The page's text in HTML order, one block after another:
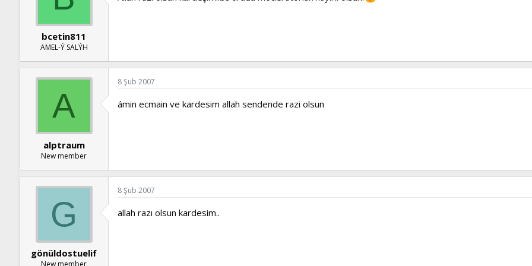
bcetin811
AMEL-Ý SALÝH
A
alptraum
New member
8 Şub 2007
ámin ecmain ve kardesim allah sendende razi olsun
G
gönüldostuelif
New member
8 Şub 2007
allah razı olsun kardesim..